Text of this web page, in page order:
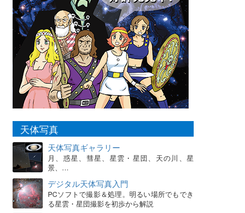
天体写真
天体写真ギャラリー
月、惑星、彗星、星雲・星団、天の川、星
景、…
デジタル天体写真入門
PCソフトで撮影＆処理。明るい場所でもでき
る星雲・星団撮影を初歩から解説